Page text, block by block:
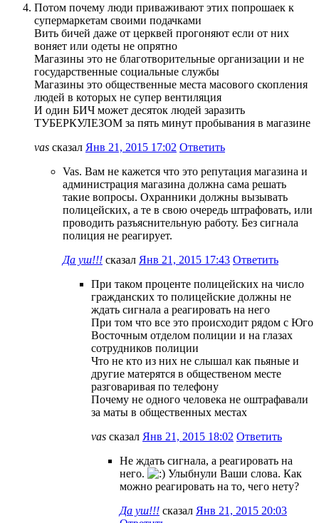
Потом почему люди приваживают этих попрошаек к
супермаркетам своими подачками
Вить бичей даже от церквей прогоняют если от них
воняет или одеты не опрятно
Магазины это не благотворительные организации и не
государственные социальные службы
Магазины это общественные места масового скопления
людей в которых не супер вентиляция
И один БИЧ может десяток людей заразить
ТУБЕРКУЛЕЗОМ за пять минут пробывания в магазине
vas сказал Янв 21, 2015 17:02 Ответить
Vas. Вам не кажется что это репутация магазина и
администрация магазина должна сама решать
такие вопросы. Охранники должны вызывать
полицейских, а те в свою очередь штрафовать, или
проводить разъяснительную работу. Без сигнала
полиция не реагирует.
Да уш!!! сказал Янв 21, 2015 17:43 Ответить
При таком проценте полицейских на число
гражданских то полицейские должны не
ждать сигнала а реагировать на него
При том что все это происходит рядом с Юго
Восточным отделом полиции и на глазах
сотрудников полиции
Что не кто из них не слышал как пьяные и
другие матерятся в общественом месте
разговаривая по телефону
Почему не одного человека не оштрафавали
за маты в общественных местах
vas сказал Янв 21, 2015 18:02 Ответить
Не ждать сигнала, а реагировать на
него.
Улыбнули Ваши слова. Как
можно реагировать на то, чего нету?
Да уш!!! сказал Янв 21, 2015 20:03